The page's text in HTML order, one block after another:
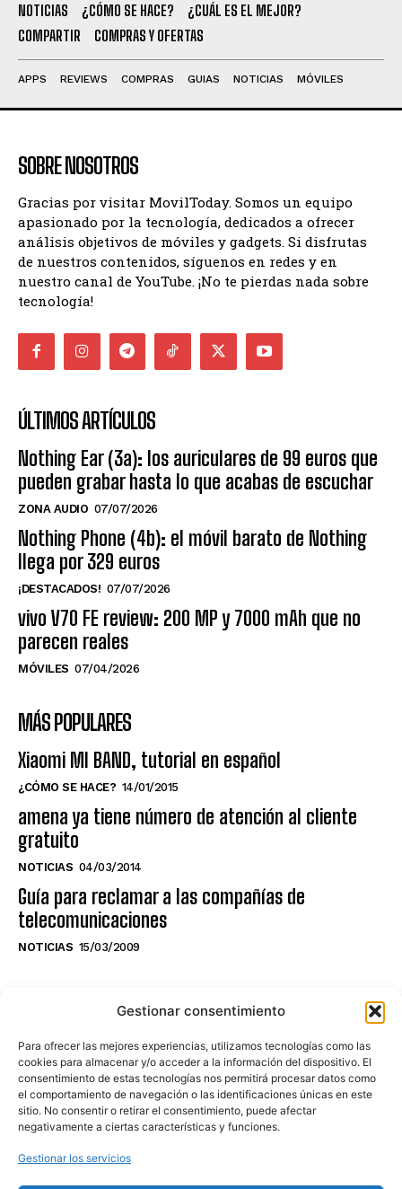
Gestionar consentimiento
Para ofrecer las mejores experiencias, utilizamos tecnologías como las
cookies para almacenar y/o acceder a la información del dispositivo. El
consentimiento de estas tecnologías nos permitirá procesar datos como
el comportamiento de navegación o las identificaciones únicas en este
sitio. No consentir o retirar el consentimiento, puede afectar
negativamente a ciertas características y funciones.
Gestionar los servicios
NOTICIAS ¿CÓMO SE HACE?
¿CUÁL ES EL MEJOR?
COMPARTIR
COMPRAS Y OFERTAS
APPS REVIEWS COMPRAS GUIAS NOTICIAS MÓVILES
SOBRE NOSOTROS
Gracias por visitar MovilToday. Somos un equipo
apasionado por la tecnología, dedicados a ofrecer
análisis objetivos de móviles y gadgets. Si disfrutas
de nuestros contenidos, síguenos en redes y en
nuestro canal de YouTube. ¡No te pierdas nada sobre
tecnología!
ÚLTIMOS ARTÍCULOS
Nothing Ear (3a): los auriculares de 99 euros que
pueden grabar hasta lo que acabas de escuchar
ZONA AUDIO 07/07/2026
Nothing Phone (4b): el móvil barato de Nothing
llega por 329 euros
¡DESTACADOS! 07/07/2026
vivo V70 FE review: 200 MP y 7000 mAh que no
parecen reales
MÓVILES 07/04/2026
MÁS POPULARES
Xiaomi MI BAND, tutorial en español
¿CÓMO SE HACE? 14/01/2015
amena ya tiene número de atención al cliente
gratuito
NOTICIAS 04/03/2014
Guía para reclamar a las compañías de
telecomunicaciones
NOTICIAS 15/03/2009
NO TE PIERDAS LO ÚLTIMO DEL CANAL
Haz clic en «Estoy de acuerdo» para
activar Youtube
POLÍTICA DE COOKIES